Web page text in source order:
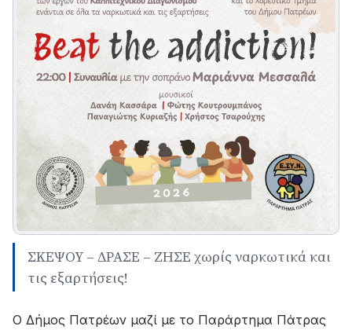
ΣΚΕΨΟΥ – ΔΡΑΣΕ – ΖΗΣΕ χωρίς ναρκωτικά και
τις εξαρτήσεις!
Ο Δήμος Πατρέων μαζί με το Παράρτημα Πάτρας